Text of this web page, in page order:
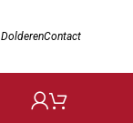
Contact